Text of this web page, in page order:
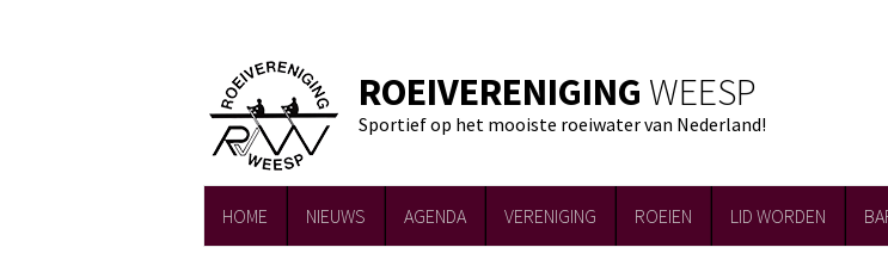
ROEIVERENIGING WEESP
Sportief op het mooiste roeiwater van Nederland!
HOME NIEUWS AGENDA VERENIGING ROEIEN LID WORDEN